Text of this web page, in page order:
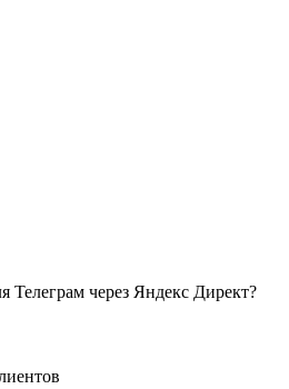
Телеграм через Яндекс Директ?